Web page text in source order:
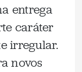
entrega
caráter
irregular.
novos